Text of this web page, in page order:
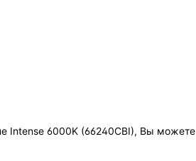
Intense 6000K (66240CBI), Вы можете